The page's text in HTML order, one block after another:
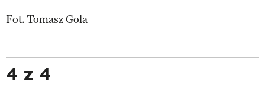
Fot. Tomasz Gola
4 z 4